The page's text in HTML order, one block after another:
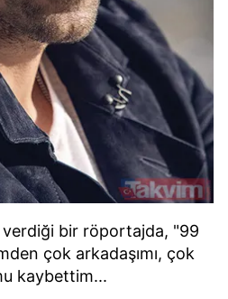
gerekli olan çerezler bilgi
amacıyla
sitemizin daha işlevsel
ve sizlere yönelik
yapılması, amaçlarıyla
dahilinde kullanılacaktır.
aşağıda yer alan panel
Çerezlere ilişkin detaylı bilgi
Korunması Kanunu uyarınca
bir röportajda, "99
çok arkadaşımı, çok
kaybettim...